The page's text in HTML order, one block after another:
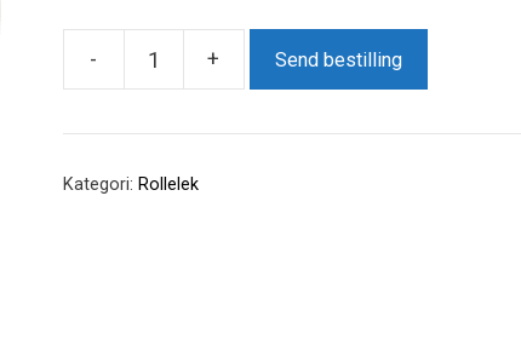
- + Send bestilling
Kategori: Rollelek